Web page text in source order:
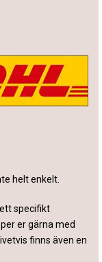
helt enkelt.
specifikt
er gärna med
finns även en